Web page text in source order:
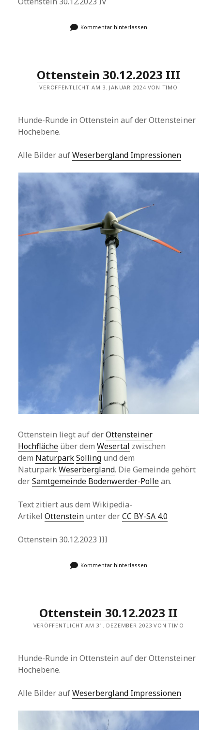
Kommentar hinterlassen
Ottenstein 30.12.2023 III
VERÖFFENTLICHT AM 3. JANUAR 2024 VON TIMO
Hunde-Runde in Ottenstein auf der Ottensteiner
Hochebene.
Alle Bilder aufWeserbergland Impressionen
Ottenstein liegt auf derOttensteiner
Hochfläche über demWesertal zwischen
dem NaturparkSolling und dem
NaturparkWeserbergland. Die Gemeinde gehört
derSamtgemeinde Bodenwerder-Pollean.
Text zitiert aus dem Wikipedia-
Artikel Ottenstein unter derCC BY-SA 4.0
Ottenstein 30.12.2023 III
Kommentar hinterlassen
Ottenstein 30.12.2023 II
VERÖFFENTLICHT AM 31. DEZEMBER 2023 VON TIMO
Hunde-Runde in Ottenstein auf der Ottensteiner
Hochebene.
Alle Bilder aufWeserbergland Impressionen